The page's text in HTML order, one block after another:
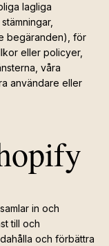
lagliga
begäranden), för
eller policyer,
våra
användare eller
in och
till och
och förbättra